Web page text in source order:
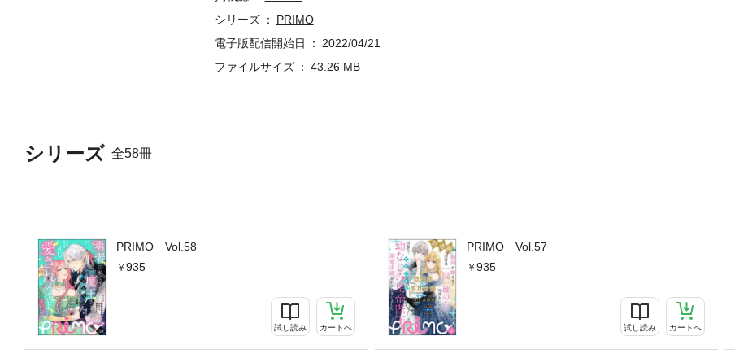
シリーズ 全58冊
PRIMO Vol.58
935
試し読み カートへ
PRIMO Vol.57
935
試し読み カートへ
とは少しずつ違ってきていて…？【読み切り】★『乙女と想い出骨董屋』（オイナツ） その骨董屋の
る不思議な力があって…？
シリーズ
PRIMO
電子版配信開始日
2022/04/21
ファイルサイズ
43.26 MB